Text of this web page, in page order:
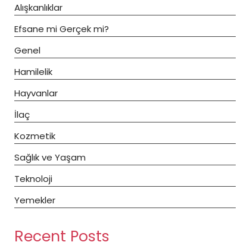
Alışkanlıklar
Efsane mi Gerçek mi?
Genel
Hamilelik
Hayvanlar
İlaç
Kozmetik
Sağlık ve Yaşam
Teknoloji
Yemekler
Recent Posts